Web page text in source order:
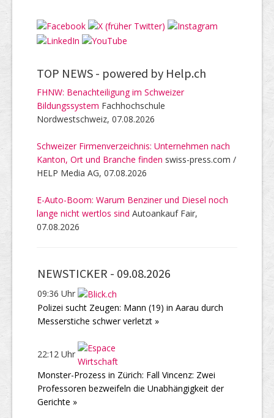
TOP NEWS - powered by Help.ch
FHNW: Benachteiligung im Schweizer
Bildungssystem Fachhochschule
Nordwestschweiz, 07.08.2026
Schweizer Firmenverzeichnis: Unternehmen nach
Kanton, Ort und Branche finden swiss-press.com /
HELP Media AG, 07.08.2026
E-Auto-Boom: Warum Benziner und Diesel noch
lange nicht wertlos sind Autoankauf Fair,
07.08.2026
NEWSTICKER - 09.08.2026
09:36 Uhr
Polizei sucht Zeugen: Mann (19) in Aarau durch
Messerstiche schwer verletzt »
22:12 Uhr
Monster-Prozess in Zürich: Fall Vincenz: Zwei
Professoren bezweifeln die Unabhängigkeit der
Gerichte »